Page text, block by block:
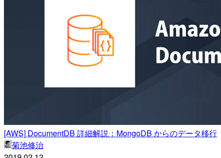
[AWS] DocumentDB 詳細解説：MongoDB からのデータ移行
菊池修治